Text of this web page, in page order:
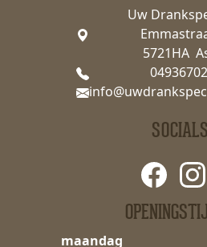
Uw
5721HA
maandag
SOCIALS